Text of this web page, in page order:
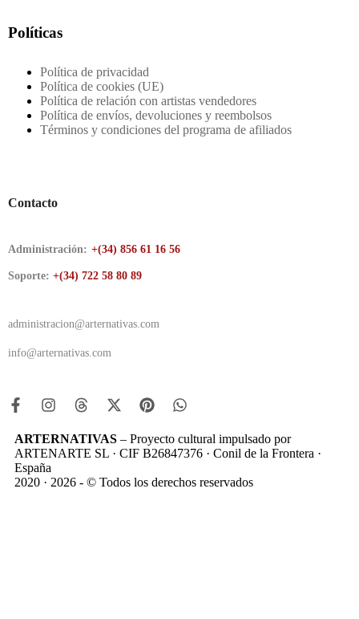
Políticas
Política de privacidad
Política de cookies (UE)
Política de relación con artistas vendedores
Política de envíos, devoluciones y reembolsos
Términos y condiciones del programa de afiliados
Contacto
Administración: +(34) 856 61 16 56
Soporte: +(34) 722 58 80 89
administracion@arternativas.com
info@arternativas.com
ARTERNATIVAS – Proyecto cultural impulsado por
ARTENARTE SL · CIF B26847376 · Conil de la Frontera ·
España
2020 · 2026 - © Todos los derechos reservados